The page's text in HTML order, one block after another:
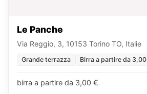
Le Panche
Via Reggio, 3, 10153 Torino TO, Italie
Grande terrazza Birra a partire da
birra a partire da 3,00 €